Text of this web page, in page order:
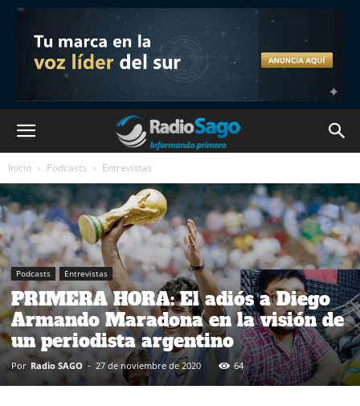
Inicio Podcasts Entrevistas
Podcasts Entrevistas
PRIMERA HORA: El adiós a Diego
Armando Maradona en la visión de
un periodista argentino
Por Radio SAGO - 27 de noviembre de 2020 64